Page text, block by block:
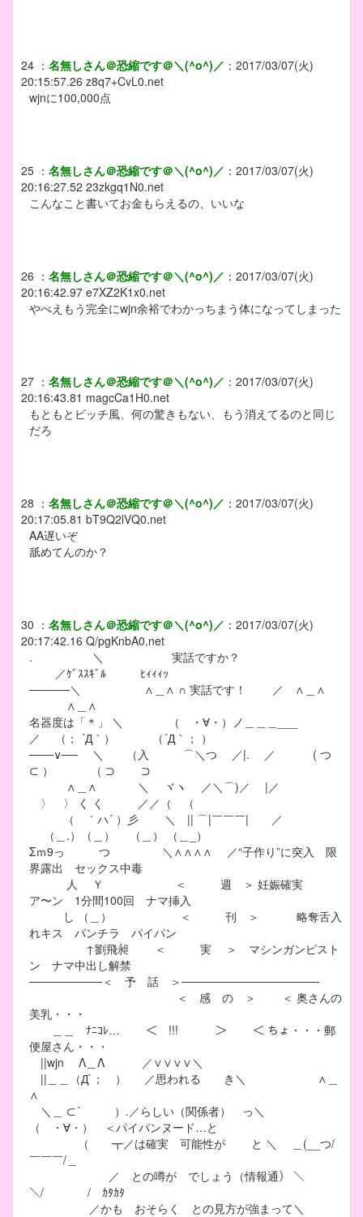
24 ： 名無しさん＠恐縮です＠＼(^o^)／ ： 2017/03/07(火)
20:15:57.26 z8q7+CvL0.net
wjnに100,000点
25 ： 名無しさん＠恐縮です＠＼(^o^)／ ： 2017/03/07(火)
20:16:27.52 23zkgq1N0.net
こんなこと書いてお金もらえるの、いいな
26 ： 名無しさん＠恐縮です＠＼(^o^)／ ： 2017/03/07(火)
20:16:42.97 e7XZ2K1x0.net
やべえもう完全にwjn余裕でわかっちまう体になってしまった
27 ： 名無しさん＠恐縮です＠＼(^o^)／ ： 2017/03/07(火)
20:16:43.81 magcCa1H0.net
もともとビッチ風、何の驚きもない、もう消えてるのと同じ
だろ
28 ： 名無しさん＠恐縮です＠＼(^o^)／ ： 2017/03/07(火)
20:17:05.81 bT9Q2lVQ0.net
AA遅いぞ
舐めてんのか？
30 ： 名無しさん＠恐縮です＠＼(^o^)／ ： 2017/03/07(火)
20:17:42.16 Q/pgKnbA0.net
. ＼ 実話ですか？
／ｹﾞｽｽｷﾞﾙ ﾋｨｨｨｯ
─────＼ ∧＿∧ ∩ 実話です！ ／ ∧＿∧
∧＿∧
名器度は「＊」 ＼ （ ・∀・）ノ＿＿＿___
／ （； ´Д｀） （´Д｀； ）
───∨── ＼ （入 ⌒＼つ ／|. ／ ( つ
⊂ ） （ ⊃ ⊃
∧＿∧ ＼ ヾヽ ／＼⌒)／ |／
〉 〉 く く ／／（ （
（ ｀ハ´ ）彡 ＼ || ⌒|￣￣￣| ／
（＿.）（＿） （＿） （＿_）
Σｍ9っ つ ＼∧∧∧∧ ／“子作り”に突入 限
界露出 セックス中毒
人 Ｙ ＜ 週 ＞ 妊娠確実
ア〜ン 1分間100回 ナマ挿入
し （＿） ＜ 刊 ＞ 略奪舌入
れキス パンチラ パイパン
↑劉飛昶 ＜ 実 ＞ マシンガンピスト
ン ナマ中出し解禁
─────────＜ 予 話 ＞─────────────────
＜ 感 の ＞ ＜ 奥さんの
美乳・・・
＿＿ ﾅﾆｺﾚ… ＜ !!! ＞ ＜ ちょ・・・郵
便屋さん・・・
||wjn Λ＿Λ ／∨∨∨∨＼
||＿＿（Д`； ） ／思われる き＼ ∧＿
∧
＼＿ ⊂´ ）.／らしい（関係者） っ＼
（ ・∀・） ＜パイパンヌード…と
（ ┳／は確実 可能性が と ＼ ＿(__つ/
￣￣￣/＿
／ との噂が でしょう（情報通） ＼
＼/ / ｶﾀｶﾀ
／かも おそらく との見方が強まって＼